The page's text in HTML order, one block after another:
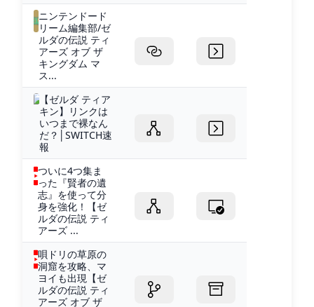
ニンテンドード
リーム編集部/ゼ
ルダの伝説 ティ
アーズ オブ ザ
キングダム マ
ス...
【ゼルダ ティア
キン】リンクは
いつまで裸なん
だ？│SWITCH速
報
ついに4つ集ま
った『賢者の遺
志』を使って分
身を強化！【ゼ
ルダの伝説 ティ
アーズ ...
唄ドリの草原の
洞窟を攻略、マ
ヨイも出現【ゼ
ルダの伝説 ティ
アーズ オブ ザ